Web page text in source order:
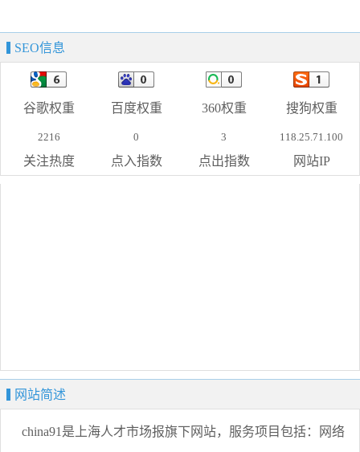
SEO信息
谷歌权重 百度权重 360权重 搜狗权重
2216
关注热度
0
点入指数
3
点出指数
118.25.71.100
网站IP
网站简述
china91是上海人才市场报旗下网站，服务项目包括：网络